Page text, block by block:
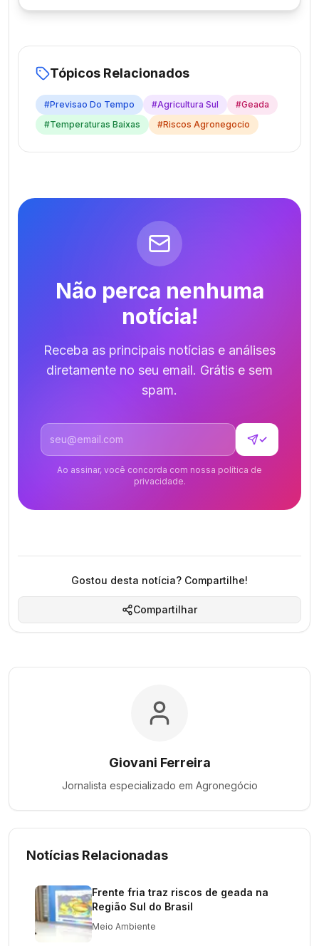
Tópicos Relacionados
#Previsao Do Tempo #Agricultura Sul #Geada
#Temperaturas Baixas #Riscos Agronegocio
Não perca nenhuma
notícia!
Receba as principais notícias e análises
diretamente no seu email. Grátis e sem
spam.
Endereço de email
✓
Ao assinar, você concorda com nossa política de
privacidade.
Gostou desta notícia? Compartilhe!
Compartilhar
Giovani Ferreira
Jornalista especializado em Agronegócio
Notícias Relacionadas
Frente fria traz riscos de geada na
Região Sul do Brasil
Meio Ambiente